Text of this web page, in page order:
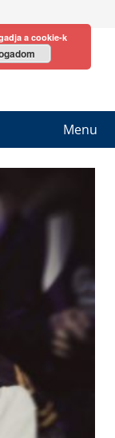
Menu
a cookie-k